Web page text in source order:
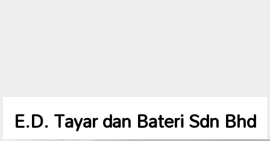
E.D. Tayar dan Bateri Sdn Bhd